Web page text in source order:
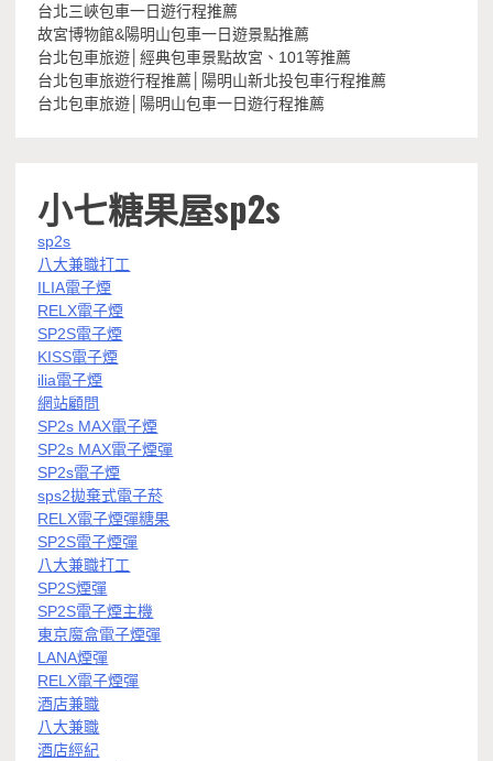
台北三峽包車一日遊行程推薦
故宮博物館&陽明山包車一日遊景點推薦
台北包車旅遊│經典包車景點故宮、101等推薦
台北包車旅遊行程推薦│陽明山新北投包車行程推薦
台北包車旅遊│陽明山包車一日遊行程推薦
小七糖果屋sp2s
sp2s
八大兼職打工
ILIA電子煙
RELX電子煙
SP2S電子煙
KISS電子煙
ilia電子煙
網站顧問
SP2s MAX電子煙
SP2s MAX電子煙彈
SP2s電子煙
sps2拋棄式電子菸
RELX電子煙彈糖果
SP2S電子煙彈
八大兼職打工
SP2S煙彈
SP2S電子煙主機
東京魔盒電子煙彈
LANA煙彈
RELX電子煙彈
酒店兼職
八大兼職
酒店經紀